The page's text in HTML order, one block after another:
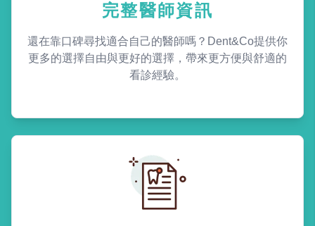
完整醫師資訊
還在靠口碑尋找適合自己的醫師嗎？Dent&Co提供你
更多的選擇自由與更好的選擇，帶來更方便與舒適的
看診經驗。